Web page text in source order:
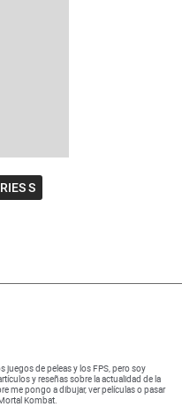
S
de peleas y los FPS, pero soy
y reseñas sobre la actualidad de la
me pongo a dibujar, ver películas o pasar
Kombat.